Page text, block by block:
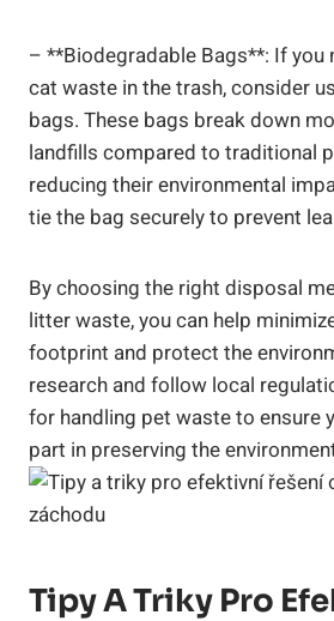
– **Biodegradable Bags**: If
cat waste in the trash, consider
bags. These bags break down
landfills compared to traditional
reducing their environmental
tie the bag securely to prevent
By choosing the right disposal
litter waste, you can help
footprint and protect the
research and follow local
for handling pet waste to ensure
part in preserving the
Tipy A Triky Pro